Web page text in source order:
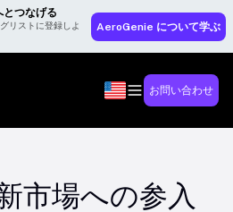
つなげる
リストに登録しよ
AeroGenie について学ぶ
お問い合わせ
市場への参入